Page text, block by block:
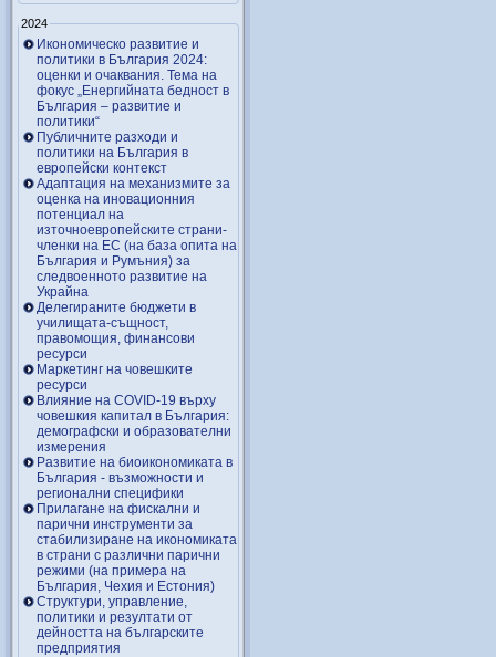
2024
Икономическо развитие и
политики в България 2024:
оценки и очаквания. Тема на
фокус „Енергийната бедност в
България – развитие и
политики“
Публичните разходи и
политики на България в
европейски контекст
Адаптация на механизмите за
оценка на иновационния
потенциал на
източноевропейските страни-
членки на ЕС (на база опита на
България и Румъния) за
следвоенното развитие на
Украйна
Делегираните бюджети в
училищата-същност,
правомощия, финансови
ресурси
Маркетинг на човешките
ресурси
Влияние на COVID-19 върху
човешкия капитал в България:
демографски и образователни
измерения
Развитие на биоикономиката в
България - възможности и
регионални специфики
Прилагане на фискални и
парични инструменти за
стабилизиране на икономиката
в страни с различни парични
режими (на примера на
България, Чехия и Естония)
Структури, управление,
политики и резултати от
дейността на българските
предприятия